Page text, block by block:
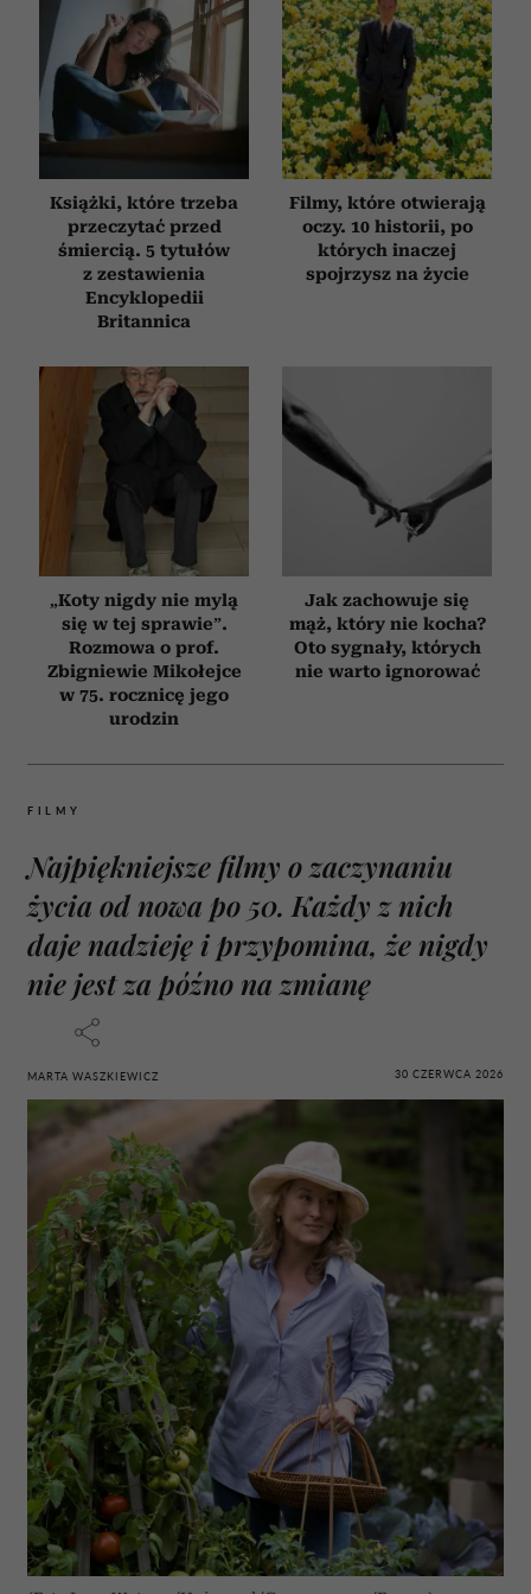
analizować ruch w naszej witrynie. Informacje o tym, jak
korzystasz z naszej witryny, udostępniamy partnerom
społecznościowym, reklamowym i analitycznym.
Partnerzy mogą połączyć te informacje z innymi danymi
otrzymanymi od Ciebie lub uzyskanymi podczas
Książki, które trzeba
przeczytać przed
śmiercią. 5 tytułów
z zestawienia
Encyklopedii
Britannica
Filmy, które otwierają
oczy. 10 historii, po
których inaczej
spojrzysz na życie
„Koty nigdy nie mylą
się w tej sprawie”.
Rozmowa o prof.
Zbigniewie Mikołejce
w 75. rocznicę jego
urodzin
Jak zachowuje się
mąż, który nie kocha?
Oto sygnały, których
nie warto ignorować
FILMY
Najpiękniejsze filmy o zaczynaniu
życia od nowa po 50. Każdy z nich
daje nadzieję i przypomina, że nigdy
nie jest za późno na zmianę
MARTA WASZKIEWICZ 30 CZERWCA 2026